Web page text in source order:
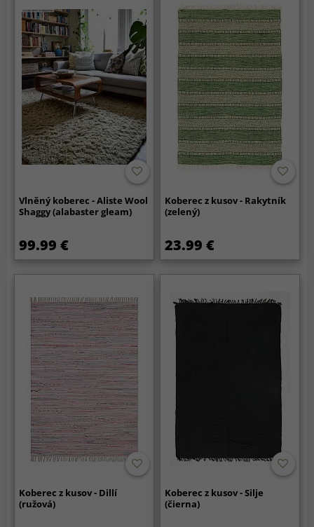
Vlněný koberec - Aliste Wool
Shaggy (alabaster gleam)
99.99 €
Koberec z kusov - Rakytník
(zelený)
23.99 €
Koberec z kusov - Dillí
(ružová)
Koberec z kusov - Silje
(čierna)